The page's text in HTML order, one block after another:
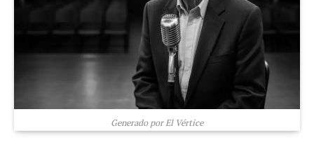
Generado por El Vértice